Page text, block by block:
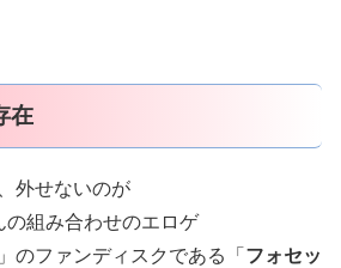
在
外せないのが
の組み合わせのエロゲ
」のファンディスクである「 フォセッ